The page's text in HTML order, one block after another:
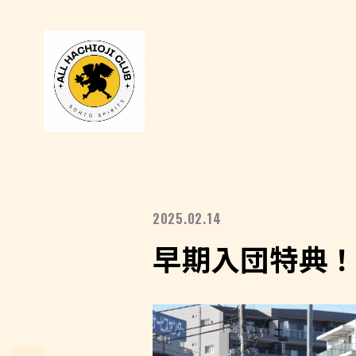
2025.02.14
早期入団特典